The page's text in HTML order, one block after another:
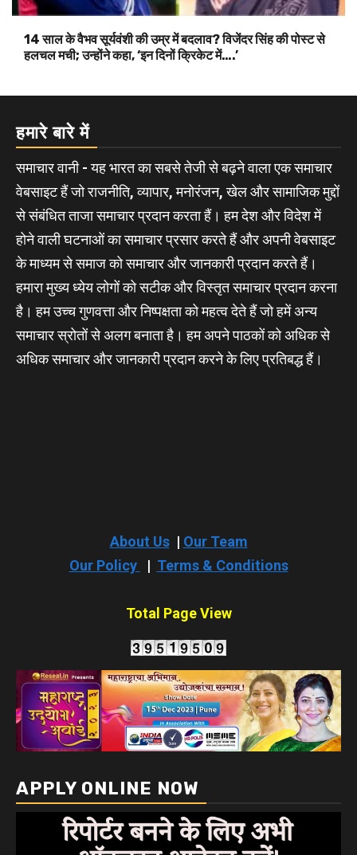
14 साल के वैभव सूर्यवंशी की उम्र में बदलाव? विजेंदर सिंह की पोस्ट से
हलचल मची; उन्होंने कहा, ‘इन दिनों क्रिकेट में….’
हमारे बारे में
समाचार वानी - यह भारत का सबसे तेजी से बढ़ने वाला एक समाचार
वेबसाइट हैं जो राजनीति, व्यापार, मनोरंजन, खेल और सामाजिक मुद्दों
से संबंधित ताजा समाचार प्रदान करता हैं। हम देश और विदेश में
होने वाली घटनाओं का समाचार प्रसार करते हैं और अपनी वेबसाइट
के माध्यम से समाज को समाचार और जानकारी प्रदान करते हैं।
हमारा मुख्य ध्येय लोगों को सटीक और विस्तृत समाचार प्रदान करना
है। हम उच्च गुणवत्ता और निष्पक्षता को महत्व देते हैं जो हमें अन्य
समाचार स्रोतों से अलग बनाता है। हम अपने पाठकों को अधिक से
अधिक समाचार और जानकारी प्रदान करने के लिए प्रतिबद्ध हैं।
About Us| Our Team
Our Policy
| Terms & Conditions
Total Page View
APPLY ONLINE NOW